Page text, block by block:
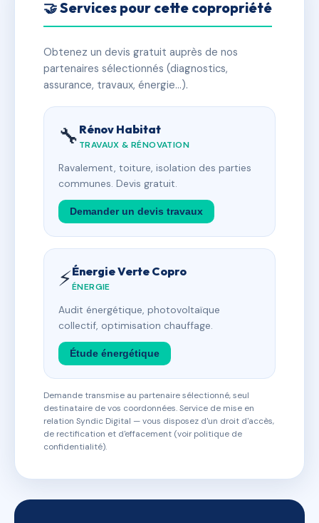
🤝 Services pour cette copropriété
Obtenez un devis gratuit auprès de nos
partenaires sélectionnés (diagnostics,
assurance, travaux, énergie…).
🔧 Rénov Habitat
TRAVAUX & RÉNOVATION
Ravalement, toiture, isolation des parties
communes. Devis gratuit.
Demander un devis travaux
⚡Énergie Verte Copro
ÉNERGIE
Audit énergétique, photovoltaïque
collectif, optimisation chauffage.
Étude énergétique
Demande transmise au partenaire sélectionné, seul
destinataire de vos coordonnées. Service de mise en
relation Syndic Digital — vous disposez d'un droit d'accès,
de rectification et d'effacement (voir politique de
confidentialité).